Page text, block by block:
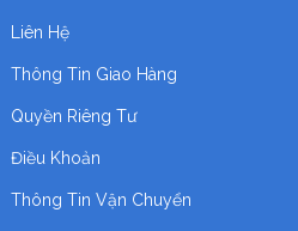
Liên Hệ
Thông Tin Giao Hàng
Quyền Riêng Tư
Điều Khoản
Thông Tin Vận Chuyển